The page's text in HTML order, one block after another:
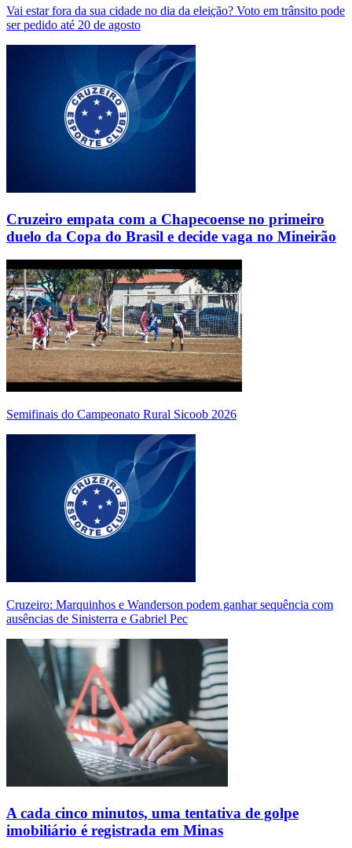
Vai estar fora da sua cidade no dia da eleição? Voto em trânsito pode
ser pedido até 20 de agosto
Cruzeiro empata com a Chapecoense no primeiro
duelo da Copa do Brasil e decide vaga no Mineirão
Semifinais do Campeonato Rural Sicoob 2026
Cruzeiro: Marquinhos e Wanderson podem ganhar sequência com
ausências de Sinisterra e Gabriel Pec
A cada cinco minutos, uma tentativa de golpe
imobiliário é registrada em Minas